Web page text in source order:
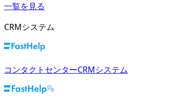
一覧を見る
CRMシステム
コンタクトセンターCRMシステム